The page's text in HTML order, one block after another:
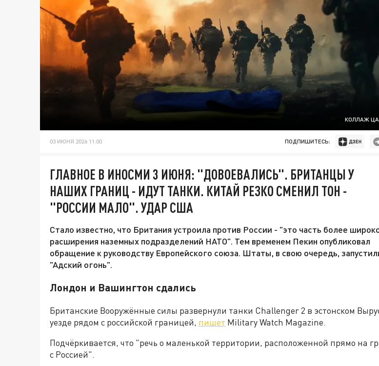
КОЛЛАЖ
03 ИЮНЯ 2026 11:00 ПОДПИШИТЕСЬ:
ГЛАВНОЕ В ИНОСМИ 3 ИЮНЯ: "ДОВОЕВАЛИСЬ". БРИТАНЦЫ У
НАШИХ ГРАНИЦ - ИДУТ ТАНКИ. КИТАЙ РЕЗКО СМЕНИЛ ТОН -
"РОССИИ МАЛО". УДАР США
Стало известно, что Британия устроила против России - "это часть более
расширения наземных подразделений НАТО". Тем временем Пекин опубликовал
обращение к руководству Европейского союза. Штаты, в свою очередь,
"Адский огонь".
Лондон и Вашингтон сдались
Британские Вооружённые силы развернули танки Challenger 2 в эстонском
уезде рядом с российской границей, пишет Military Watch Magazine.
Подчёркивается, что "речь о маленькой территории, расположенной прямо на
с Россией".